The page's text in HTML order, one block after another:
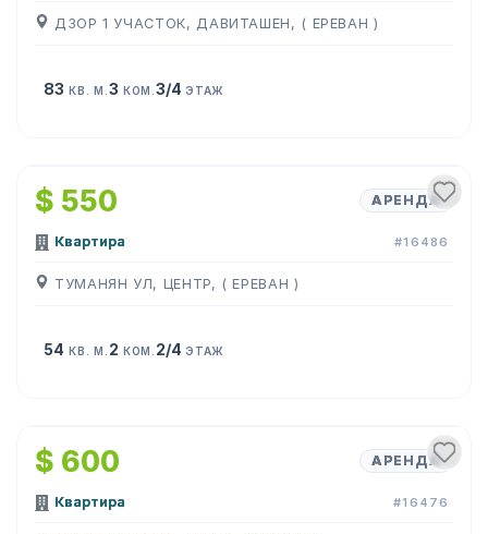
ДЗОР 1 УЧАСТОК, ДАВИТАШЕН, ( ЕРЕВАН )
83 КВ. М. 3 КОМ.3/4ЭТАЖ
$ 550 АРЕНДА
Квартира #16486
ТУМАНЯН УЛ, ЦЕНТР, ( ЕРЕВАН )
54 КВ. М. 2 КОМ. 2/4ЭТАЖ
$ 600 АРЕНДА
Квартира #16476